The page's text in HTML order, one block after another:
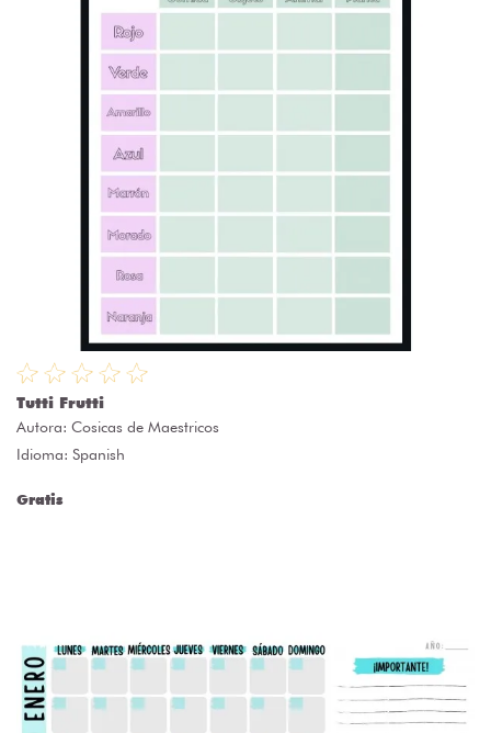
Tutti Frutti
Autora: Cosicas de Maestricos
Idioma: Spanish
Gratis